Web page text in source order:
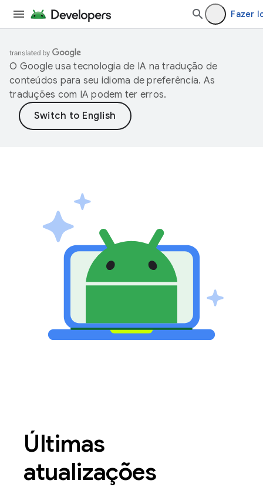
Fazer
O Google usa tecnologia de IA na tradução de
conteúdos para seu idioma de preferência. As
traduções com IA podem ter erros.
Últimas
atualizações